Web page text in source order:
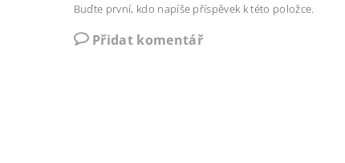
Buďte první, kdo napíše příspěvek k této položce.
Přidat komentář